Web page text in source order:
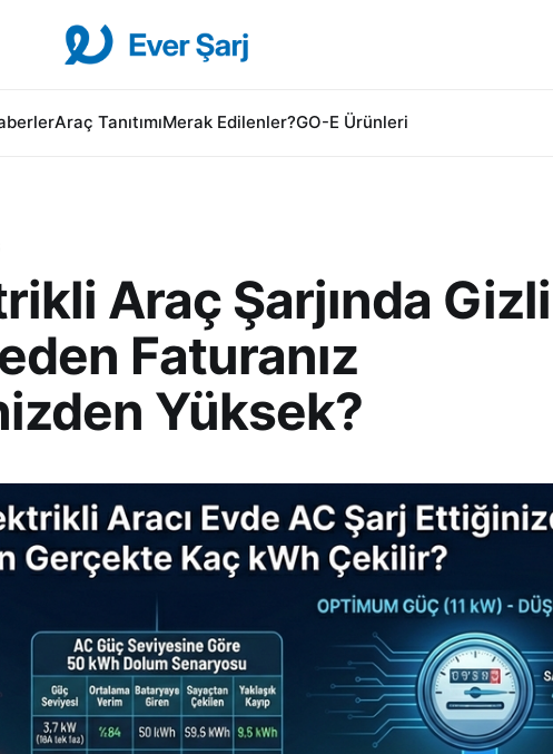
Araç TanıtımıMerak Edilenler?GO-E Ürünleri
Araç Şarjında Gizli
Faturanız
Yüksek?